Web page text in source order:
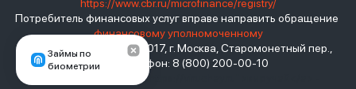
Займы по
биометрии
https://www.cbr.ru/microfinance/registry/
Потребитель финансовых услуг вправе направить обращение
финансовому уполномоченному
Место нахождения: 119017, г. Москва, Старомонетный пер.,
дом 3 Телефон: 8 (800) 200-00-10
взять займ - <a href="https://viruchay.ru">выручай</a> -